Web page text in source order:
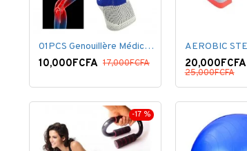
01PCS Genouillère Médical rotulienne Professionnelle
10,000FCFA 17,000FCFA 20,000FCFA
25,000FCFA
-17 %